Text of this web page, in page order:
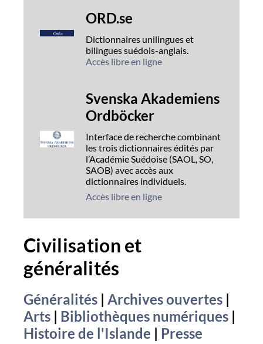
ORD.se
Dictionnaires unilingues et
bilingues suédois-anglais.
Accès libre en ligne
Svenska Akademiens
Ordböcker
Interface de recherche combinant
les trois dictionnaires édités par
l’Académie Suédoise (SAOL, SO,
SAOB) avec accès aux
dictionnaires individuels.
Accès libre en ligne
Civilisation et
généralités
Généralités | Archives ouvertes |
Arts | Bibliothèques numériques |
Histoire de l'Islande | Presse